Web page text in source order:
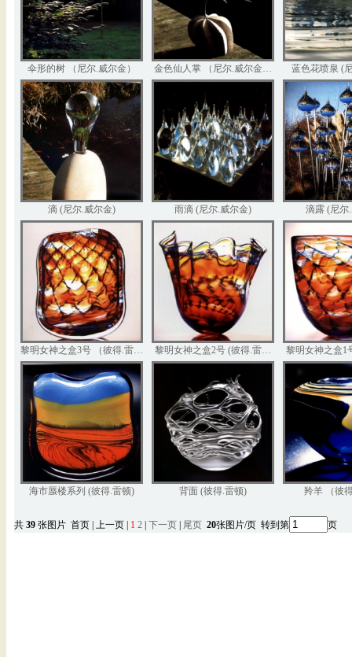
伞形的树 （尼尔.威尔金） 金色仙人掌 （尼尔.威尔金… 蓝色花喷泉 (
滴 (尼尔.威尔金) 雨滴 (尼尔.威尔金) 滴露 (尼尔
黎明女神之盒3号 （彼得.雷… 黎明女神之盒2号 (彼得.雷… 黎明女神之盒
海市蜃楼系列 (彼得.雷顿) 背面 (彼得.雷顿) 羚羊 （彼
共 39 张图片 首页 | 上一页 | 1 2 下一页 尾页 20张图片/页 转到第 页